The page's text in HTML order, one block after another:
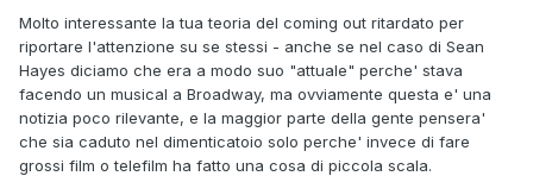
Molto interessante la tua teoria del coming out ritardato per
riportare l'attenzione su se stessi - anche se nel caso di Sean
Hayes diciamo che era a modo suo "attuale" perche' stava
facendo un musical a Broadway, ma ovviamente questa e' una
notizia poco rilevante, e la maggior parte della gente pensera'
che sia caduto nel dimenticatoio solo perche' invece di fare
grossi film o telefilm ha fatto una cosa di piccola scala.